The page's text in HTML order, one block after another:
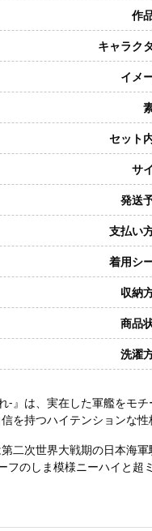
作
キャラク
イメ
セット
サ
発送
支払い
着用シ
収納
商品
洗濯
-』は、実在した軍艦をモ
を持つハイテンションな
第二次世界大戦期の日本海
フのしま模様ニーハイと超